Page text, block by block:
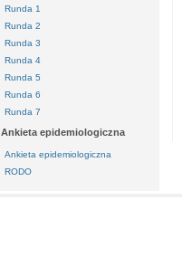
Runda 1
Runda 2
Runda 3
Runda 4
Runda 5
Runda 6
Runda 7
Ankieta epidemiologiczna
Ankieta epidemiologiczna
RODO